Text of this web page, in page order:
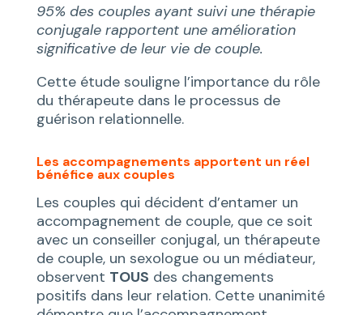
95% des couples ayant suivi une thérapie
conjugale rapportent une amélioration
significative de leur vie de couple.
Cette étude souligne l’importance du rôle
du thérapeute dans le processus de
guérison relationnelle.
Les accompagnements apportent un réel
bénéfice aux couples
Les couples qui décident d’entamer un
accompagnement de couple, que ce soit
avec un conseiller conjugal, un thérapeute
de couple, un sexologue ou un médiateur,
observent TOUS des changements
positifs dans leur relation. Cette unanimité